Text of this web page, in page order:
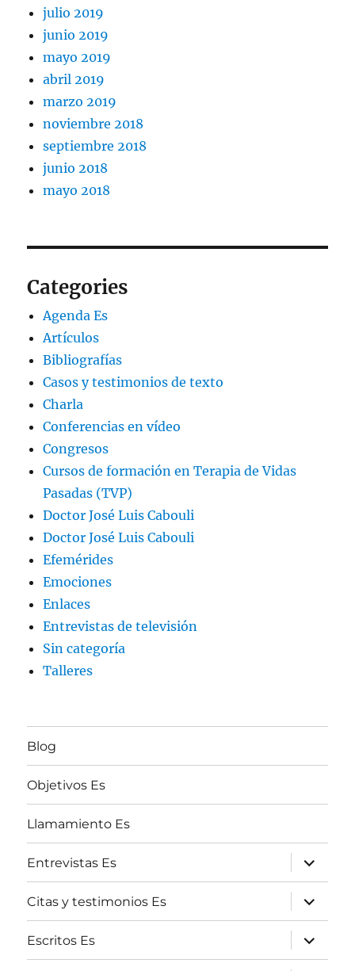
julio 2019
junio 2019
mayo 2019
abril 2019
marzo 2019
noviembre 2018
septiembre 2018
junio 2018
mayo 2018
Categories
Agenda Es
Artículos
Bibliografías
Casos y testimonios de texto
Charla
Conferencias en vídeo
Congresos
Cursos de formación en Terapia de Vidas
Pasadas (TVP)
Doctor José Luis Cabouli
Doctor José Luis Cabouli
Efemérides
Emociones
Enlaces
Entrevistas de televisión
Sin categoría
Talleres
Blog
Objetivos Es
Llamamiento Es
Entrevistas Es
expande
el
menú
inferior
Citas y testimonios Es
expande
el
menú
inferior
Escritos Es
expande
el
menú